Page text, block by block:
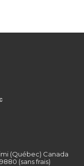
(Québec) Canada
9880 (sans frais)